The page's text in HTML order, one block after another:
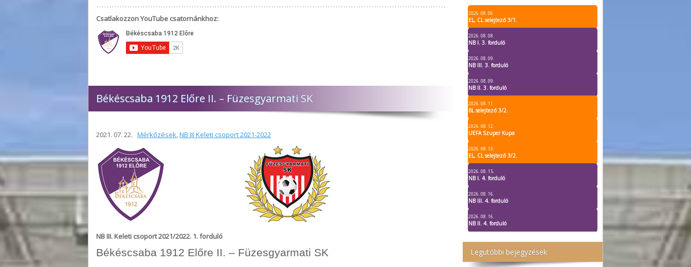
2026. 08. 06.
EL, CL selejtező 3/1.
2026. 08. 08.
NB I. 3. forduló
2026. 08. 09.
NB III. 3. forduló
2026. 08. 09.
NB II. 3. forduló
2026. 08. 11.
BL selejtező 3/2.
2026. 08. 12.
UEFA Szuper Kupa
2026. 08. 13.
EL, CL selejtező 3/2.
2026. 08. 15.
NB I. 4. forduló
2026. 08. 16.
NB III. 4. forduló
2026. 08. 16.
NB II. 4. forduló
Legutóbbi bejegyzések
Csatlakozzon YouTube csatornánkhoz:
Békéscsaba 1912 Előre II. – Füzesgyarmati SK
2021. 07. 22. Mérkőzések,NB III Keleti csoport 2021-2022
NB III. Keleti csoport 2021/2022. 1. forduló
Békéscsaba 1912 Előre II. – Füzesgyarmati SK